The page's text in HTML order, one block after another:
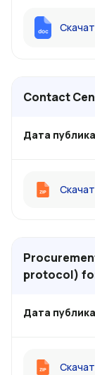
Contact
Дата
protocol)
Дата